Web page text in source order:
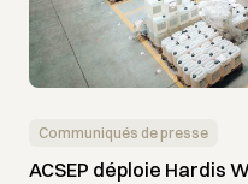
Communiqués de presse
ACSEP déploie Hardis